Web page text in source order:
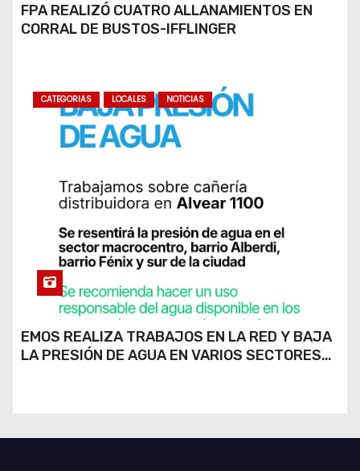
FPA REALIZÓ CUATRO ALLANAMIENTOS EN
CORRAL DE BUSTOS-IFFLINGER
CATEGORIAS LOCALES NOTICIAS
EMOS REALIZA TRABAJOS EN LA RED Y BAJA
LA PRESIÓN DE AGUA EN VARIOS SECTORES